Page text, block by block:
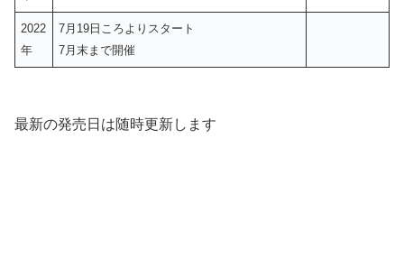
2022
年
7月19日ころよりスタート
7月末まで開催
最新の発売日は随時更新します